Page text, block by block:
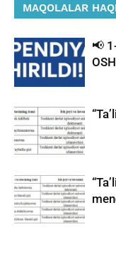
MAQOLALAR
📢